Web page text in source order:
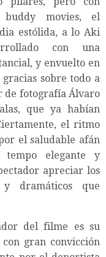
buddy movies, el
estólida, a lo Aki
con una
y envuelto en
sobre todo a
de fotografía Álvaro
que ya habían
el ritmo
el saludable afán
elegante y
apreciar los
y dramáticos que
del filme es su
gran convicción